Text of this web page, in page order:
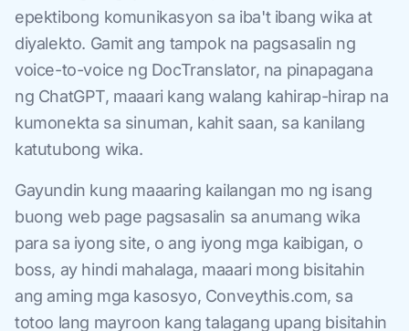
epektibong komunikasyon sa iba't ibang wika at
diyalekto. Gamit ang tampok na pagsasalin ng
voice-to-voice ng DocTranslator, na pinapagana
ng ChatGPT, maaari kang walang kahirap-hirap na
kumonekta sa sinuman, kahit saan, sa kanilang
katutubong wika.
Gayundin kung maaaring kailangan mo ng isang
buong web page pagsasalin sa anumang wika
para sa iyong site, o ang iyong mga kaibigan, o
boss, ay hindi mahalaga, maaari mong bisitahin
ang aming mga kasosyo, Conveythis.com, sa
totoo lang mayroon kang talagang upang bisitahin